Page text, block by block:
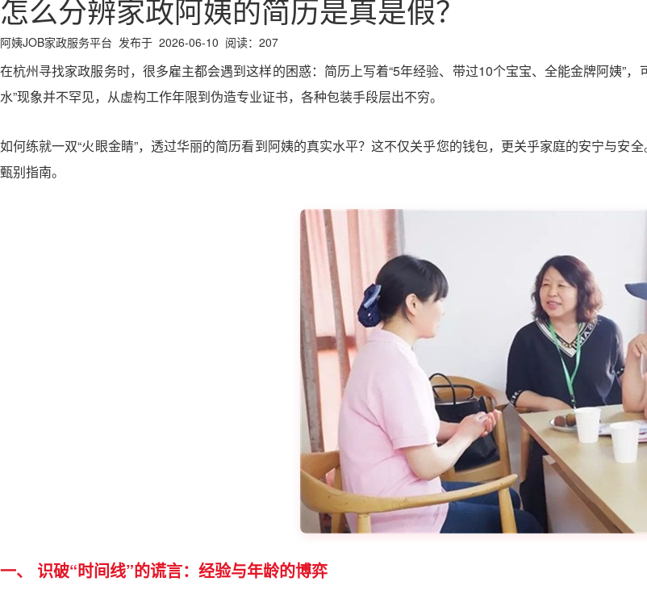
怎么分辨家政阿姨的简历是真是假？
阿姨JOB家政服务平台 发布于 2026-06-10 阅读：207
在杭州寻找家政服务时，很多雇主都会遇到这样的困惑：简历上写着“5年经验、带过10个宝宝、全能金牌阿姨”
水”现象并不罕见，从虚构工作年限到伪造专业证书，各种包装手段层出不穷。
如何练就一双“火眼金睛”，透过华丽的简历看到阿姨的真实水平？这不仅关乎您的钱包，更关乎家庭的安宁与安
甄别指南。
一、 识破“时间线”的谎言：经验与年龄的博弈